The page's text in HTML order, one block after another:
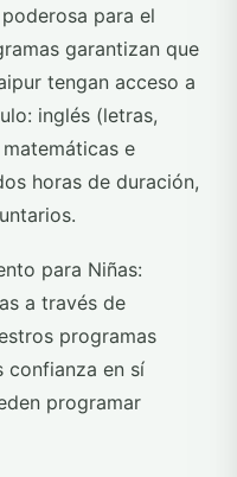
para el
garantizan que
tengan acceso a
inglés (letras,
e
horas de duración,
para Niñas:
a través de
programas
confianza en sí
programar